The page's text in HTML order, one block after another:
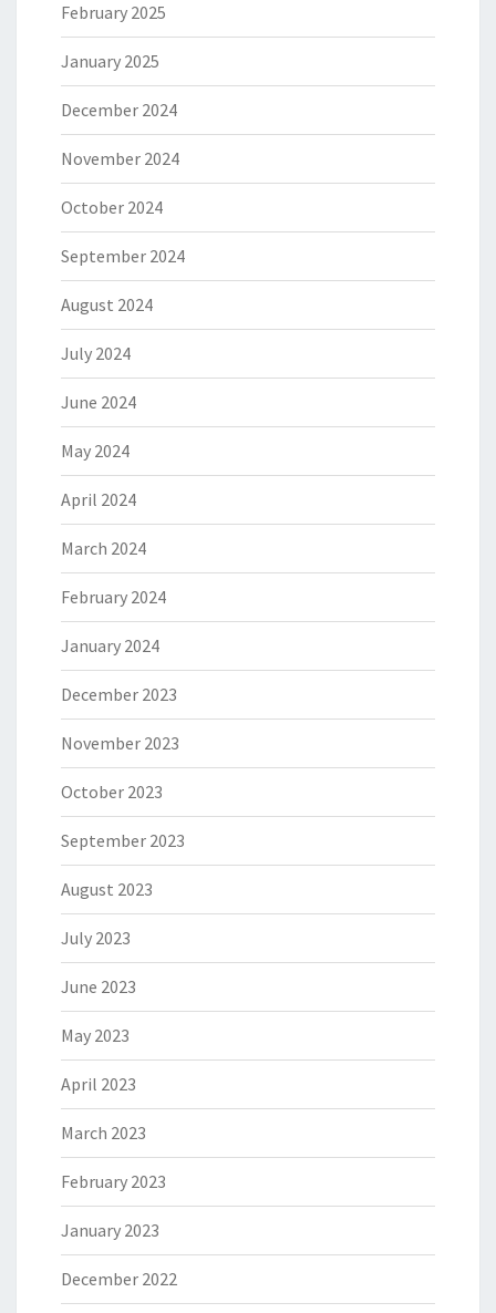
February 2025
January 2025
December 2024
November 2024
October 2024
September 2024
August 2024
July 2024
June 2024
May 2024
April 2024
March 2024
February 2024
January 2024
December 2023
November 2023
October 2023
September 2023
August 2023
July 2023
June 2023
May 2023
April 2023
March 2023
February 2023
January 2023
December 2022